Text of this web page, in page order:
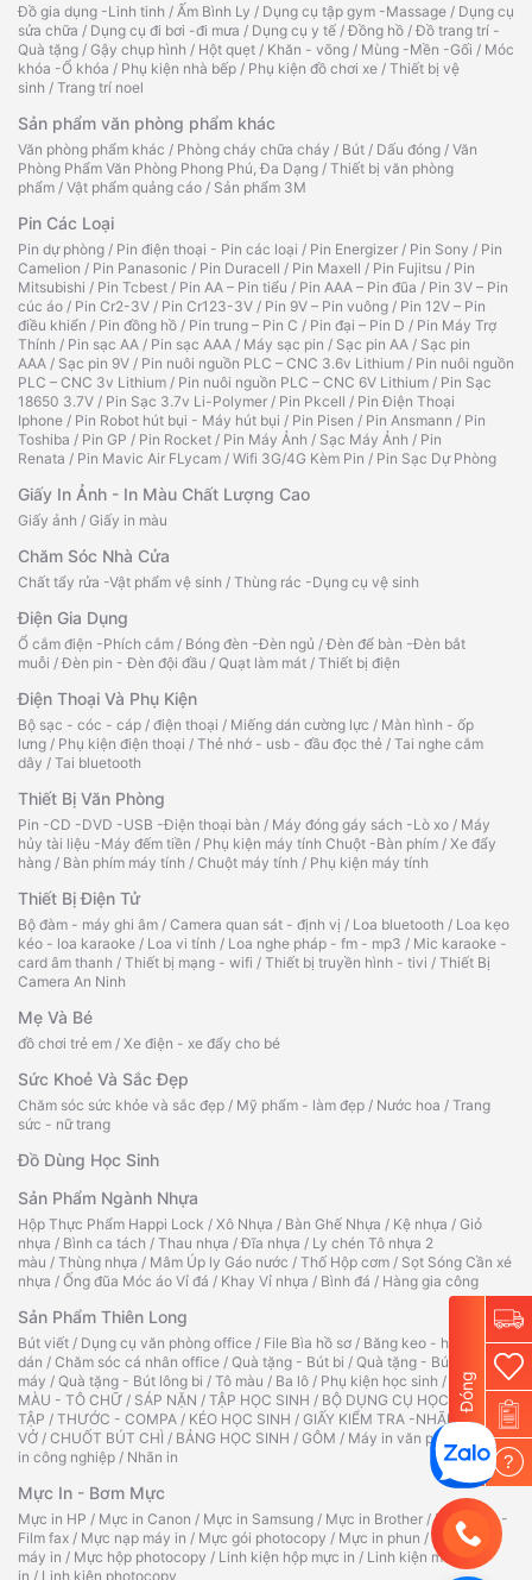
Đồ gia dụng -Linh tinh / Ấm Bình Ly / Dụng cụ tập gym -Massage / Dụng cụ
sửa chữa / Dụng cụ đi bơi -đi mưa / Dụng cụ y tế /Đồng hồ /Đồ trang trí -
Quà tặng / Gậy chụp hình / Hột quẹt / Khăn - võng / Mùng -Mền -Gối / Móc
khóa -Ổ khóa / Phụ kiện nhà bếp / Phụ kiện đồ chơi xe / Thiết bị vệ
sinh / Trang trí noel
Sản phẩm văn phòng phẩm khác
Văn phòng phẩm khác / Phòng cháy chữa cháy / Bút / Dấu đóng / Văn
Phòng Phẩm Văn Phòng Phong Phú, Đa Dạng / Thiết bị văn phòng
phẩm / Vật phẩm quảng cáo / Sản phẩm 3M
Pin Các Loại
Pin dự phòng / Pin điện thoại - Pin các loại / Pin Energizer / Pin Sony / Pin
Camelion / Pin Panasonic / Pin Duracell / Pin Maxell / Pin Fujitsu / Pin
Mitsubishi / Pin Tcbest / Pin AA – Pin tiểu / Pin AAA – Pin đũa / Pin 3V – Pin
cúc áo / Pin Cr2-3V / Pin Cr123-3V / Pin 9V – Pin vuông / Pin 12V – Pin
điều khiển / Pin đồng hồ / Pin trung – Pin C / Pin đại – Pin D / Pin Máy Trợ
Thính / Pin sạc AA / Pin sạc AAA / Máy sạc pin / Sạc pin AA / Sạc pin
AAA / Sạc pin 9V / Pin nuôi nguồn PLC – CNC 3.6v Lithium / Pin nuôi nguồn
PLC – CNC 3v Lithium / Pin nuôi nguồn PLC – CNC 6V Lithium / Pin Sạc
18650 3.7V / Pin Sạc 3.7v Li-Polymer / Pin Pkcell / Pin Điện Thoại
Iphone / Pin Robot hút bụi - Máy hút bụi / Pin Pisen / Pin Ansmann / Pin
Toshiba / Pin GP / Pin Rocket / Pin Máy Ảnh / Sạc Máy Ảnh / Pin
Renata / Pin Mavic Air FLycam / Wifi 3G/4G Kèm Pin / Pin Sạc Dự Phòng
Giấy In Ảnh - In Màu Chất Lượng Cao
Giấy ảnh / Giấy in màu
Chăm Sóc Nhà Cửa
Chất tẩy rửa -Vật phẩm vệ sinh / Thùng rác -Dụng cụ vệ sinh
Điện Gia Dụng
Ổ cắm điện -Phích cắm / Bóng đèn -Đèn ngủ /Đèn để bàn -Đèn bắt
muỗi /Đèn pin - Đèn đội đầu / Quạt làm mát / Thiết bị điện
Điện Thoại Và Phụ Kiện
Bộ sạc - cóc - cáp / điện thoại / Miếng dán cường lực / Màn hình - ốp
lưng / Phụ kiện điện thoại / Thẻ nhớ - usb - đầu đọc thẻ / Tai nghe cắm
dây / Tai bluetooth
Thiết Bị Văn Phòng
Pin -CD -DVD -USB -Điện thoại bàn / Máy đóng gáy sách -Lò xo / Máy
hủy tài liệu -Máy đếm tiền / Phụ kiện máy tính Chuột -Bàn phím / Xe đẩy
hàng / Bàn phím máy tính / Chuột máy tính / Phụ kiện máy tính
Thiết Bị Điện Tử
Bộ đàm - máy ghi âm / Camera quan sát - định vị / Loa bluetooth / Loa kẹo
kéo - loa karaoke / Loa vi tính / Loa nghe pháp - fm - mp3 / Mic karaoke -
card âm thanh / Thiết bị mạng - wifi / Thiết bị truyền hình - tivi / Thiết Bị
Camera An Ninh
Mẹ Và Bé
đồ chơi trẻ em / Xe điện - xe đẩy cho bé
Sức Khoẻ Và Sắc Đẹp
Chăm sóc sức khỏe và sắc đẹp / Mỹ phẩm - làm đẹp / Nước hoa / Trang
sức - nữ trang
Đồ Dùng Học Sinh
Sản Phẩm Ngành Nhựa
Hộp Thực Phẩm Happi Lock / Xô Nhựa / Bàn Ghế Nhựa / Kệ nhựa / Giỏ
nhựa / Bình ca tách / Thau nhựa /Đĩa nhựa / Ly chén Tô nhựa 2
màu / Thùng nhựa / Mâm Úp ly Gáo nước / Thố Hộp cơm / Sọt Sóng Cần xé
nhựa / Ống đũa Móc áo Vỉ đá / Khay Vỉ nhựa / Bình đá / Hàng gia công
Sản Phẩm Thiên Long
Bút viết / Dụng cụ văn phòng office / File Bìa hồ sơ / Băng keo - hồ
dán / Chăm sóc cá nhân office / Quà tặng - Bút bi / Quà tặng - Bút
máy / Quà tặng - Bút lông bi / Tô màu / Ba lô / Phụ kiện học sinh /
TẬP TÔ
MÀU - TÔ CHỮ / SÁP NẶN / TẬP HỌC SINH / BỘ DỤNG CỤ HỌC
TẬP / THƯỚC - COMPA / KÉO HỌC SINH / GIẤY KIỂM TRA -NHÃN
VỞ / CHUỐT BÚT CHÌ / BẢNG HỌC SINH / GÔM / Máy in văn phòng
Máy
in công nghiệp / Nhãn in
Mực In - Bơm Mực
Mực in HP / Mực in Canon / Mực in Samsung / Mực in Brother /Ruy băng -
Film fax / Mực nạp máy in / Mực gói photocopy / Mực in phun / Hộp mực
máy in / Mực hộp photocopy / Linh kiện hộp mực in / Linh kiện máy
in / Linh kiện photocopy
Đóng
?